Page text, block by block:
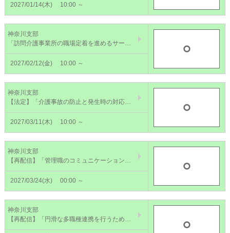
2027/01/14(木) 10:00 ～
神奈川支部
「訪問介護事業所の職場定着を進めるサービス提供責任者の役割」動画配信【2/12～25】
2027/02/12(金) 10:00 ～
神奈川支部
【法定】「介護事故の防止と発生時の対応」動画配信【3/11～24】～ヒヤリ・ハットとチーム連携～
2027/03/11(木) 10:00 ～
神奈川支部
【再配信】「管理職のコミュニケーション術」動画配信【2026/7/1～2027/3/24】
2027/03/24(水) 00:00 ～
神奈川支部
【再配信】「円滑な多職種連携を行うための体制づくり」動画配信【2026/7/1～2027/3/24】